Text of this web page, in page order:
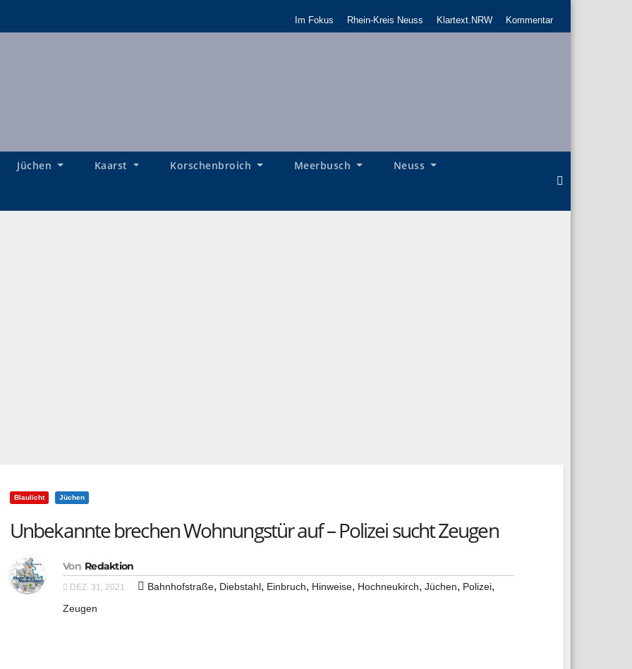
Im Fokus Rhein-Kreis Neuss Klartext.NRW Kommentar
Jüchen Kaarst Korschenbroich Meerbusch Neuss
Blaulicht Jüchen
Unbekannte brechen Wohnungstür auf – Polizei sucht Zeugen
Von Redaktion
DEZ. 31, 2021 Bahnhofstraße, Diebstahl, Einbruch, Hinweise, Hochneukirch, Jüchen, Polizei,
Zeugen